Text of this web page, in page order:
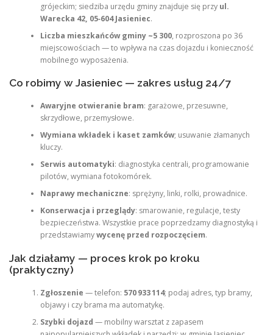
grójeckim; siedziba urzędu gminy znajduje się przy ul.
Warecka 42, 05‑604 Jasieniec.
Liczba mieszkańców gminy ~5 300, rozproszona po 36
miejscowościach — to wpływa na czas dojazdu i konieczność
mobilnego wyposażenia.
Co robimy w Jasieniec — zakres usług 24/7
Awaryjne otwieranie bram: garażowe, przesuwne,
skrzydłowe, przemysłowe.
Wymiana wkładek i kaset zamków; usuwanie złamanych
kluczy.
Serwis automatyki: diagnostyka centrali, programowanie
pilotów, wymiana fotokomórek.
Naprawy mechaniczne: sprężyny, linki, rolki, prowadnice.
Konserwacja i przeglądy: smarowanie, regulacje, testy
bezpieczeństwa. Wszystkie prace poprzedzamy diagnostyką i
przedstawiamywycenę przed rozpoczęciem.
Jak działamy — proces krok po kroku
(praktyczny)
Zgłoszenie — telefon: 570 933 114; podaj adres, typ bramy,
objawy i czy brama ma automatykę.
Szybki dojazd — mobilny warsztat z zapasem